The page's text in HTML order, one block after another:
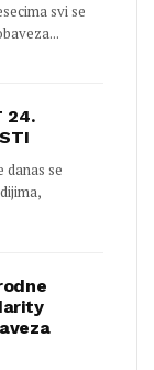
svi se
24.
danas se